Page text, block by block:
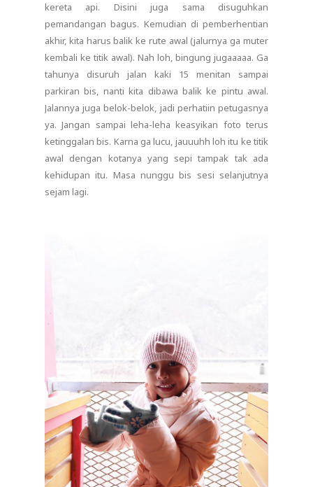
kereta api. Disini juga sama disuguhkan
pemandangan bagus. Kemudian di pemberhentian
akhir, kita harus balik ke rute awal (jalurnya ga muter
kembali ke titik awal). Nah loh, bingung jugaaaaa. Ga
tahunya disuruh jalan kaki 15 menitan sampai
parkiran bis, nanti kita dibawa balik ke pintu awal.
Jalannya juga belok-belok, jadi perhatiin petugasnya
ya. Jangan sampai leha-leha keasyikan foto terus
ketinggalan bis. Karna ga lucu, jauuuhh loh itu ke titik
awal dengan kotanya yang sepi tampak tak ada
kehidupan itu. Masa nunggu bis sesi selanjutnya
sejam lagi.